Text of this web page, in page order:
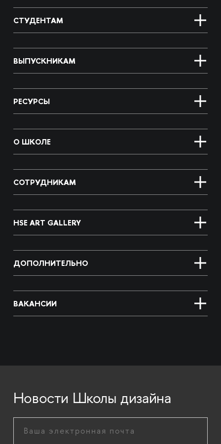
СТУДЕНТАМ
ВЫПУСКНИКАМ
РЕСУРСЫ
О ШКОЛЕ
СОТРУДНИКАМ
HSE ART GALLERY
ДОПОЛНИТЕЛЬНО
ВАКАНСИИ
Новости Школы дизайна